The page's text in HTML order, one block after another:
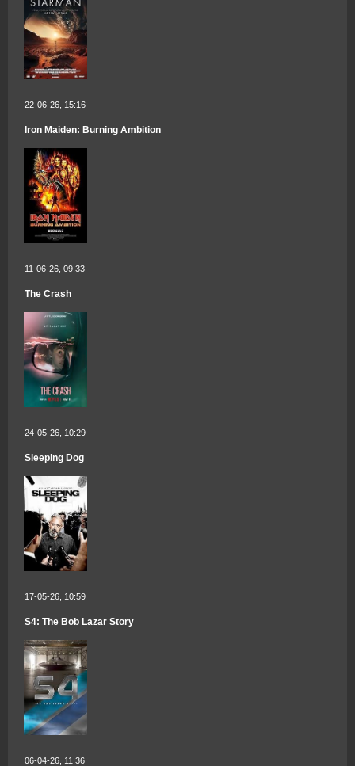
22-06-26, 15:16
Iron Maiden: Burning Ambition
11-06-26, 09:33
The Crash
24-05-26, 10:29
Sleeping Dog
17-05-26, 10:59
S4: The Bob Lazar Story
06-04-26, 11:36